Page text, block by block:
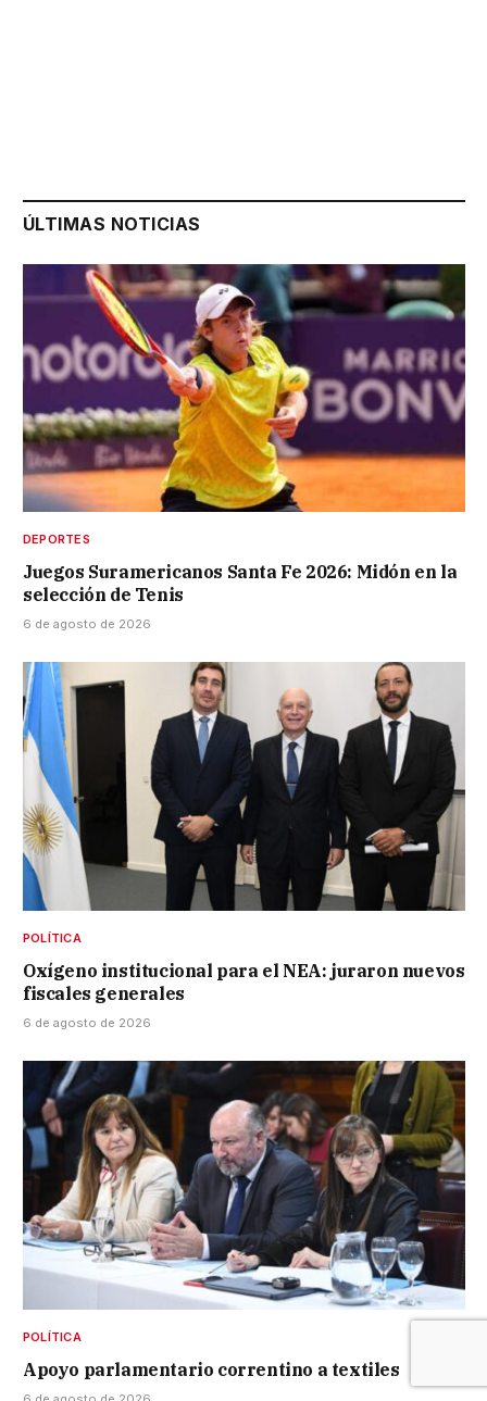
ÚLTIMAS NOTICIAS
DEPORTES
Juegos Suramericanos Santa Fe 2026: Midón en la
selección de Tenis
6 de agosto de 2026
POLÍTICA
Oxígeno institucional para el NEA: juraron nuevos
fiscales generales
6 de agosto de 2026
POLÍTICA
Apoyo parlamentario correntino a textiles